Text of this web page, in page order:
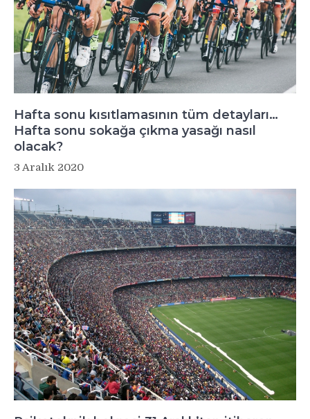
Hafta sonu kısıtlamasının tüm detayları…
Hafta sonu sokağa çıkma yasağı nasıl
olacak?
3 Aralık 2020